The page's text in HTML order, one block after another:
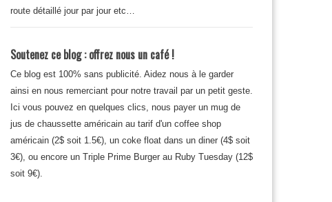
route détaillé jour par jour etc…
Soutenez ce blog : offrez nous un café !
Ce blog est 100% sans publicité. Aidez nous à le garder
ainsi en nous remerciant pour notre travail par un petit geste.
Ici vous pouvez en quelques clics, nous payer un mug de
jus de chaussette américain au tarif d'un coffee shop
américain (2$ soit 1.5€), un coke float dans un diner (4$ soit
3€), ou encore un Triple Prime Burger au Ruby Tuesday (12$
soit 9€).